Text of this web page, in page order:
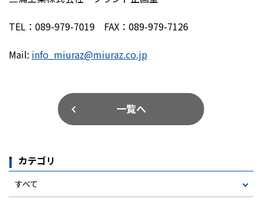
TEL：089-979-7019 FAX：089-979-7126
Mail: info_miuraz@miuraz.co.jp
一覧へ
カテゴリ
すべて